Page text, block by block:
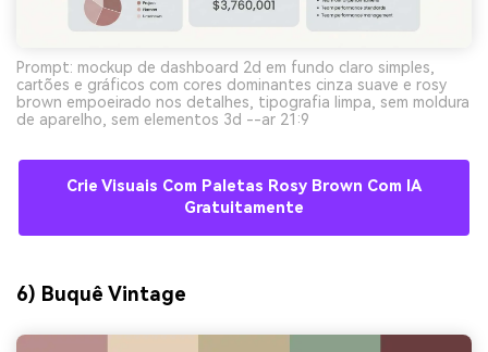
Prompt: mockup de dashboard 2d em fundo claro simples,
cartões e gráficos com cores dominantes cinza suave e rosy
brown empoeirado nos detalhes, tipografia limpa, sem moldura
de aparelho, sem elementos 3d --ar 21:9
Crie Visuais Com Paletas Rosy Brown Com IA
Gratuitamente
6) Buquê Vintage